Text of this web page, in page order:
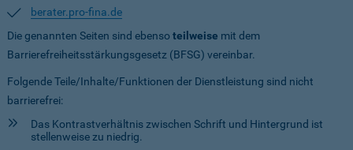
berater.pro-fina.de
Die genannten Seiten sind ebensoteilweise mit dem
Barrierefreiheitsstärkungsgesetz (BFSG) vereinbar.
Folgende Teile/Inhalte/Funktionen der Dienstleistung sind nicht
barrierefrei:
Das Kontrastverhältnis zwischen Schrift und Hintergrund ist
stellenweise zu niedrig.